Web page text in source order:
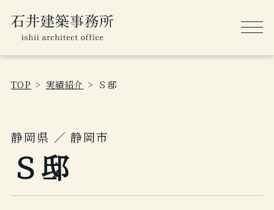
TOP 実績紹介 Ｓ邸
静岡県 ／ 静岡市
Ｓ邸